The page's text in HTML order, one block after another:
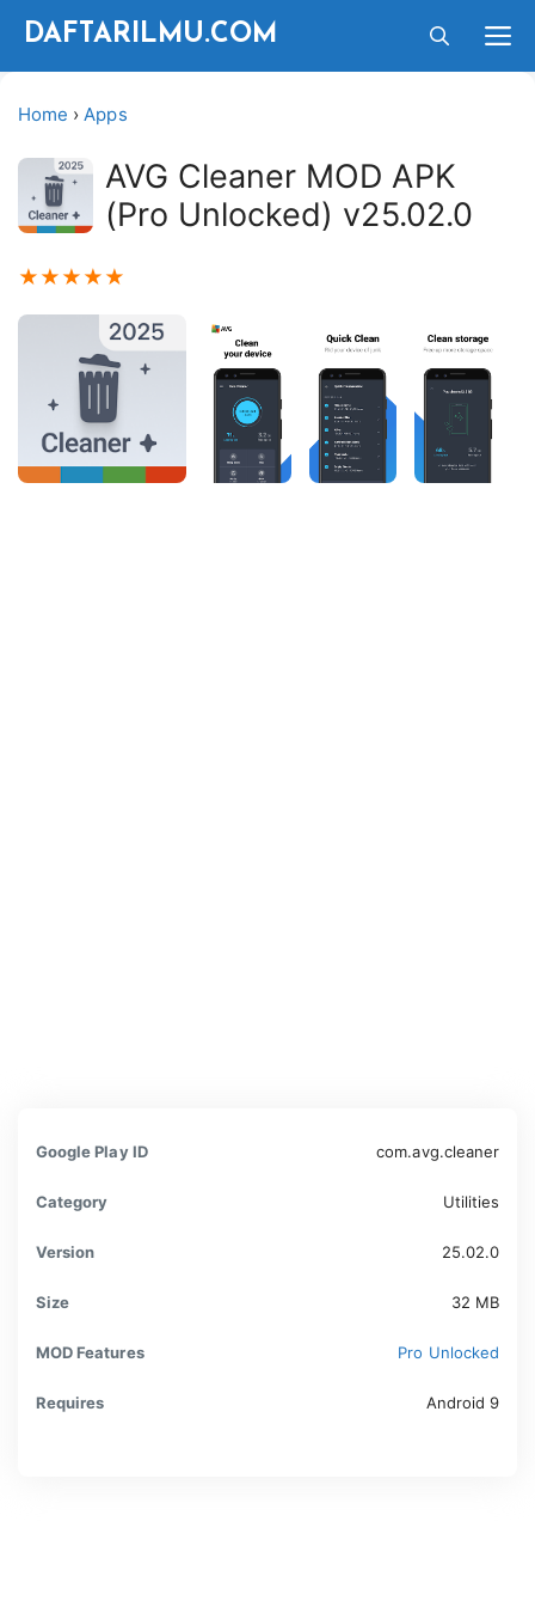
Langsung
DAFTARILMU.COM
Home ›Apps
AVG Cleaner MOD APK
(Pro Unlocked) v25.02.0
★ ★ ★ ★ ★
Google Play ID com.avg.cleaner
Category Utilities
Version 25.02.0
Size 32 MB
MOD Features Pro Unlocked
Requires Android 9